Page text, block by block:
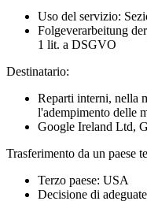
Uso del servizio:
Folgeverarbeitung
1 lit. a DSGVO
Destinatario:
Reparti interni, nella
l'adempimento delle
Google Ireland Ltd,
Trasferimento da un paese
Terzo paese: USA
Decisione di